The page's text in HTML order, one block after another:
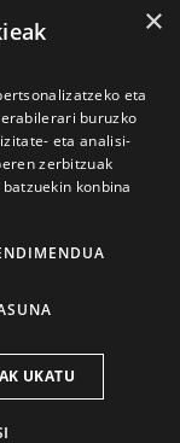
mar. 1a
×
eta
buruzko
eta analisi-
zerbitzuak
konbina
UKATU